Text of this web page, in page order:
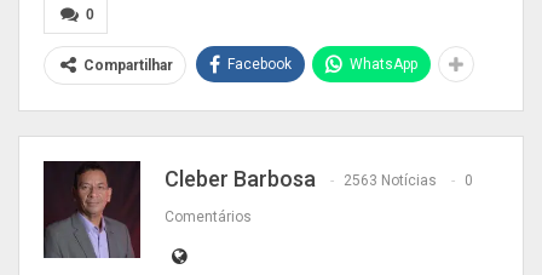
0
Compartilhar Facebook WhatsApp
Cleber Barbosa 2563 Notícias 0
Comentários